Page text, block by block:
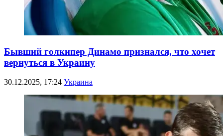
Бывший голкипер Динамо признался, что хочет
вернуться в Украину
30.12.2025, 17:24 Украина